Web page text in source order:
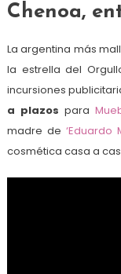
Chenoa,
La argentina más
la estrella del
incursiones
a plazos para
madre de ‘Eduardo
cosmética casa a